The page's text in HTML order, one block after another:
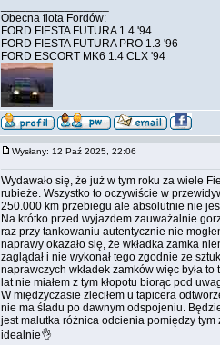
Obecna flota Fordów:
FORD FIESTA FUTURA 1.4 '94
FORD FIESTA FUTURA PRO 1.3 '96
FORD ESCORT MK6 1.4 CLX '94
Wysłany: 12 Paź 2025, 22:06
Wydawało się, że już w tym roku za wiele
rubieże. Wszystko to oczywiście w
250.000 km przebiegu ale absolutnie nie
Na krótko przed wyjazdem zauważalnie
raz przy tankowaniu autentycznie nie
naprawy okazało się, że wkładka zamka
zaglądał i nie wykonał tego zgodnie ze
naprawczych wkładek zamków więc była
lat nie miałem z tym kłopotu biorąc pod
W międzyczasie zleciłem u tapicera
nie ma śladu po dawnym odspojeniu.
jest malutka różnica odcienia pomiędzy
idealnie👌